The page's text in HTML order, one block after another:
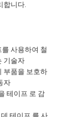
합니다.
사용하여 철
기술자
부품을 보호하
자
테이프 로 감